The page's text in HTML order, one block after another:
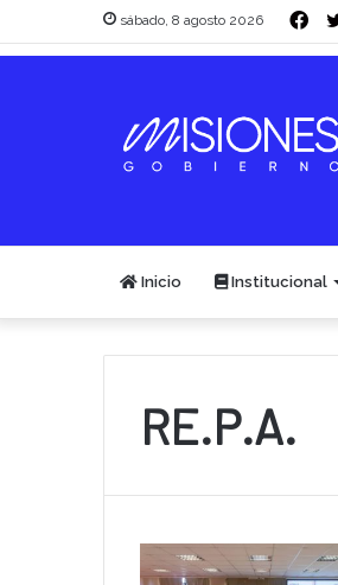
sábado, 8 agosto 2026
Inicio Institucional
RE.P.A.